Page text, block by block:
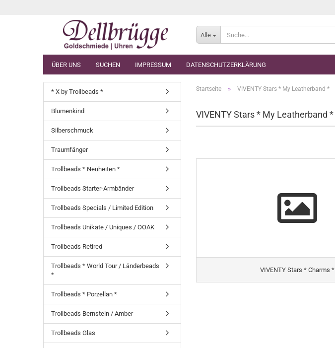
Alle
ÜBER UNS SUCHEN IMPRESSUM DATENSCHUTZERKLÄRUNG
Startseite » VIVENTY Stars * My Leatherband *
VIVENTY Stars * My Leatherband *
VIVENTY Stars * Charms *
* X by Trollbeads *
Blumenkind
Silberschmuck
Traumfänger
Trollbeads * Neuheiten *
Trollbeads Starter-Armbänder
Trollbeads Specials / Limited Edition
Trollbeads Unikate / Uniques / OOAK
Trollbeads Retired
Trollbeads * World Tour / Länderbeads
*
Trollbeads * Porzellan *
Trollbeads Bernstein / Amber
Trollbeads Glas